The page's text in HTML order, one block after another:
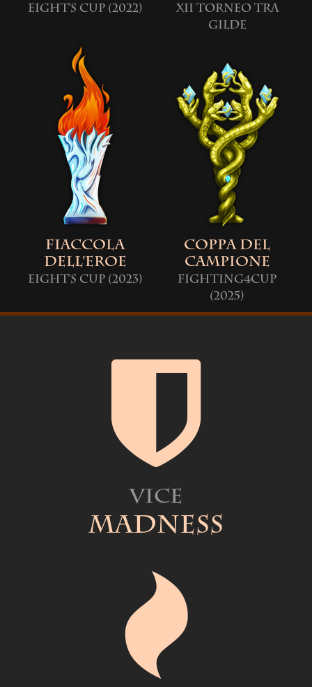
Eight's Cup (2022)
XII Torneo tra
Gilde
Fiaccola
dell'Eroe
Eight's Cup (2023)
Coppa del
Campione
Fighting4Cup
(2025)
Vice
Madness